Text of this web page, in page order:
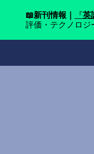
📖新刊情報｜ 『英
評価・テクノロジ